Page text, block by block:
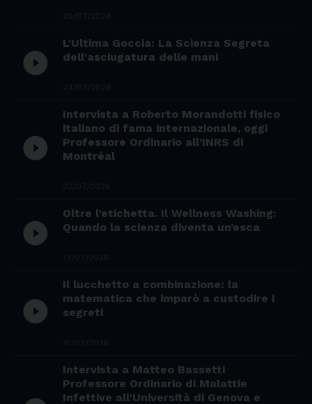
play_circle_filled
L'Ultima Goccia: La Scienza Segreta
dell'asciugatura delle mani
play_circle_filled
Intervista a Roberto Morandotti fisico
italiano di fama internazionale, oggi
Professore Ordinario all’INRS di
Montréal
play_circle_filled
Oltre l'etichetta. Il Wellness Washing:
Quando la scienza diventa un’esca
play_circle_filled
Il lucchetto a combinazione: la
matematica che imparò a custodire i
segreti
Intervista a Matteo Bassetti
Professore Ordinario di Malattie
Infettive all'Università di Genova e